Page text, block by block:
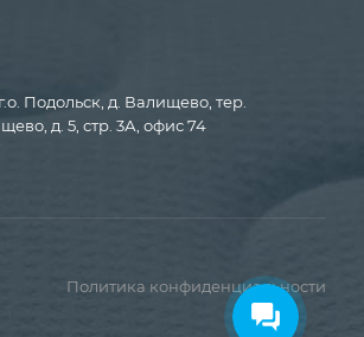
Подольск, д. Валищево, тер.
д. 5, стр. 3А, офис 74
Политика конфиденциальности